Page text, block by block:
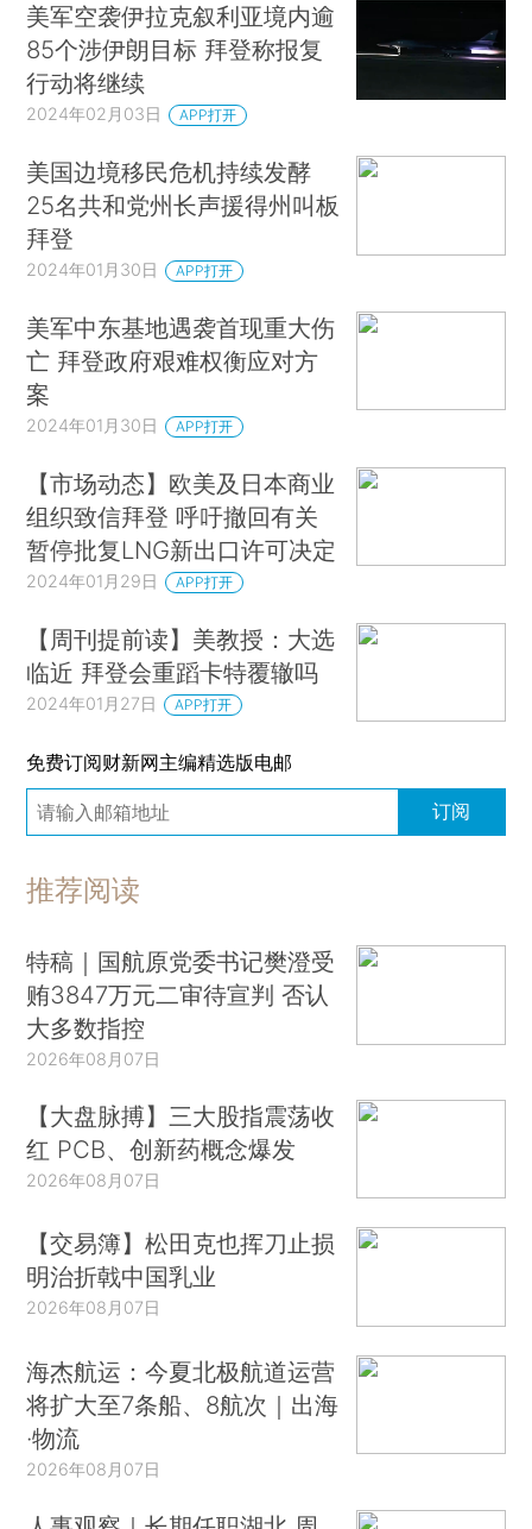
美军空袭伊拉克叙利亚境内逾
85个涉伊朗目标 拜登称报复
行动将继续
2024年02月03日 APP打开
美国边境移民危机持续发酵
25名共和党州长声援得州叫板
拜登
2024年01月30日 APP打开
美军中东基地遇袭首现重大伤
亡 拜登政府艰难权衡应对方
案
2024年01月30日 APP打开
【市场动态】欧美及日本商业
组织致信拜登 呼吁撤回有关
暂停批复LNG新出口许可决定
2024年01月29日 APP打开
【周刊提前读】美教授：大选
临近 拜登会重蹈卡特覆辙吗
2024年01月27日 APP打开
免费订阅财新网主编精选版电邮
订阅
推荐阅读
特稿｜国航原党委书记樊澄受
贿3847万元二审待宣判 否认
大多数指控
2026年08月07日
【大盘脉搏】三大股指震荡收
红 PCB、创新药概念爆发
2026年08月07日
【交易簿】松田克也挥刀止损
明治折戟中国乳业
2026年08月07日
海杰航运：今夏北极航道运营
将扩大至7条船、8航次｜出海
·物流
2026年08月07日